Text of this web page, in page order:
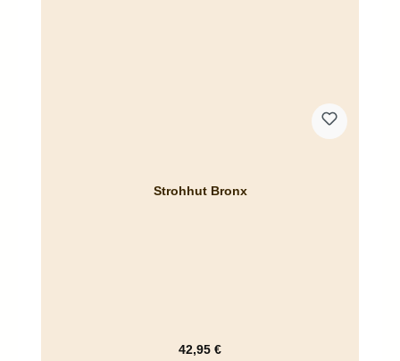
Strohhut Bronx
Regulärer Preis:
42,95 €